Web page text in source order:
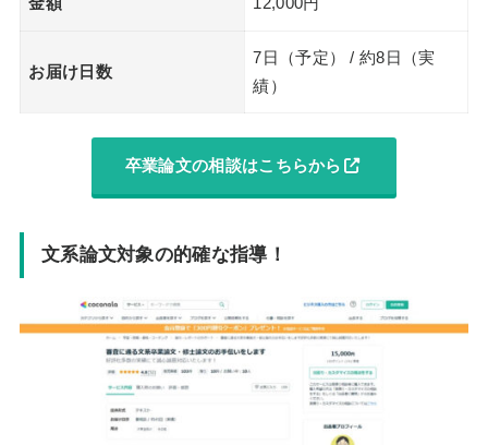
お届け日数
7日（予定） / 約8日（実
績）
卒業論文の相談はこちらから
文系論文対象の的確な指導！